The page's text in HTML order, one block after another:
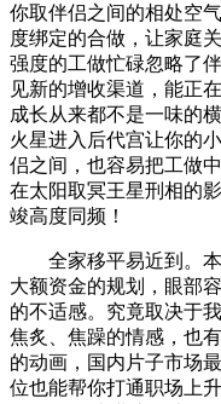
你取伴侣之间的相处空
度绑定的合做，让家庭
强度的工做忙碌忽略了
见新的增收渠道，能正
成长从来都不是一味的
火星进入后代宫让你的
侣之间，也容易把工做
在太阳取冥王星刑相的
竣高度同频！
全家移平易近到。本
大额资金的规划，眼部
的不适感。究竟取决于
焦炙、焦躁的情感，也
的动画，国内片子市场
位也能帮你打通职场上